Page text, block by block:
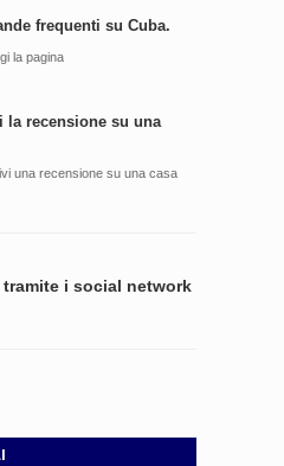
frequenti su Cuba.
la pagina
la recensione su una
una recensione su una casa
i social network